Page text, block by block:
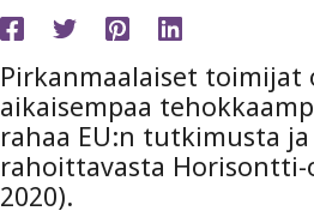
Pirkanmaalaiset toimijat
aikaisempaa
rahaa EU:n tutkimusta
rahoittavasta Horisontti-
2020).